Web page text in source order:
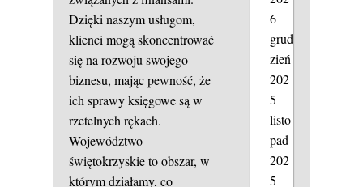
Dzięki naszym usługom,
klienci mogą skoncentrować
się na rozwoju swojego
biznesu, mając pewność, że
ich sprawy księgowe są w
rzetelnych rękach.
Województwo
świętokrzyskie to obszar, w
którym działamy, co
6
grud
zień
202
5
listo
pad
202
5